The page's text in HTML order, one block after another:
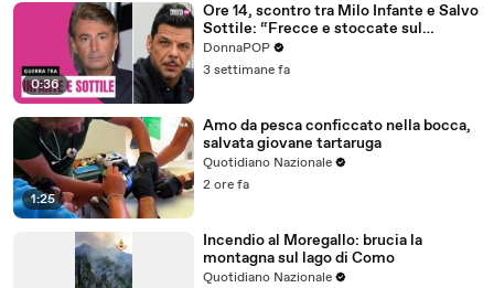
0:36
Ore 14, scontro tra Milo Infante e Salvo
Sottile: “Frecce e stoccate sul
passaggio di testimone”
DonnaPOP
3 settimane fa
1:25
Amo da pesca conficcato nella bocca,
salvata giovane tartaruga
Quotidiano Nazionale
2 ore fa
Incendio al Moregallo: brucia la
montagna sul lago di Como
Quotidiano Nazionale